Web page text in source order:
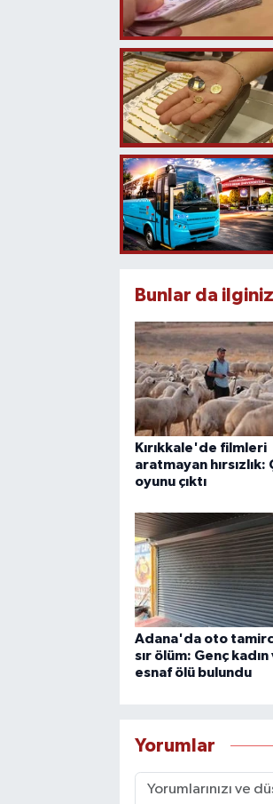
Bunlar da
Kırıkkale'de filmleri
aratmayan hırsızlık:
oyunu çıktı
Adana'da oto
sır ölüm: Genç kadın
esnaf ölü bulundu
Yorumlar